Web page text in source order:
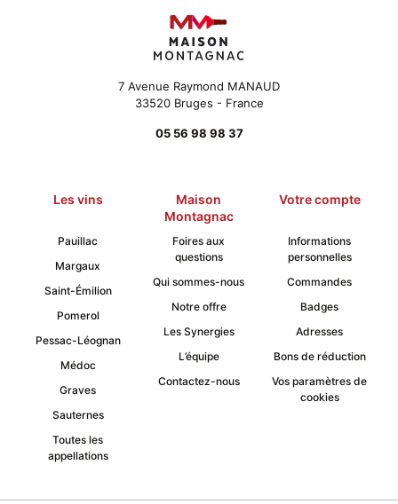
7 Avenue Raymond MANAUD
33520 Bruges - France
05 56 98 98 37
Les vins
Maison
Montagnac
Votre compte
Pauillac
Margaux
Saint-Émilion
Pomerol
Pessac-Léognan
Médoc
Graves
Sauternes
Toutes les
appellations
Foires aux
questions
Qui sommes-nous
Notre offre
Les Synergies
L’équipe
Contactez-nous
Informations
personnelles
Commandes
Badges
Adresses
Bons de réduction
Vos paramètres de
cookies